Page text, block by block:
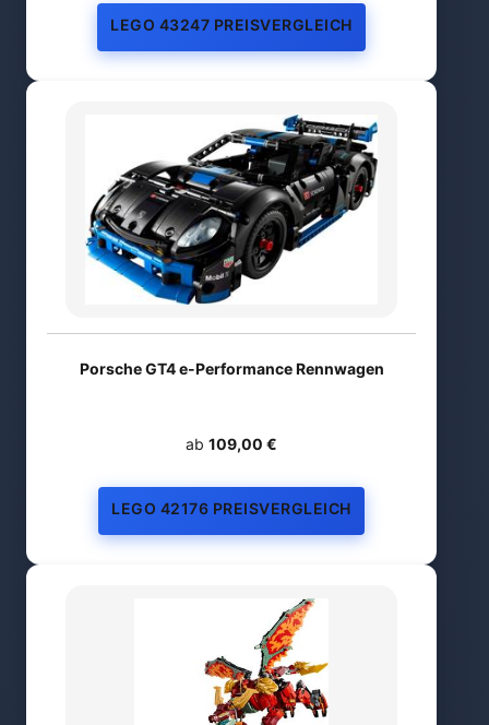
LEGO 43247 PREISVERGLEICH
Porsche GT4 e-Performance Rennwagen
ab 109,00 €
LEGO 42176 PREISVERGLEICH